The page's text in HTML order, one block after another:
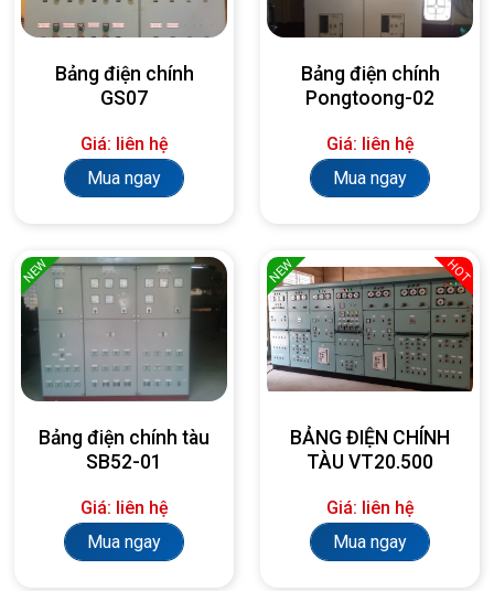
Bảng điện chính
GS07
Giá: liên hệ
Mua ngay
Bảng điện chính
Pongtoong-02
Giá: liên hệ
Mua ngay
NEW
Bảng điện chính tàu
SB52-01
Giá: liên hệ
Mua ngay
NEW HOT
BẢNG ĐIỆN CHÍNH
TÀU VT20.500
Giá: liên hệ
Mua ngay